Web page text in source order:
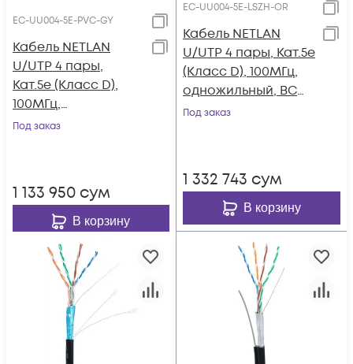
EC-UU004-5E-PVC-GY
Кабель NETLAN
U/UTP 4 пары,
Кат.5e (Класс D),
100МГц,
одножильный, BC
Под заказ
1 133 950 сум
В корзину
EC-UU004-5E-LSZH-OR
Кабель NETLAN
U/UTP 4 пары, Кат.5e
(Класс D), 100МГц,
одножильный, BC
(чистая медь),
Под заказ
1 332 743 сум
В корзину